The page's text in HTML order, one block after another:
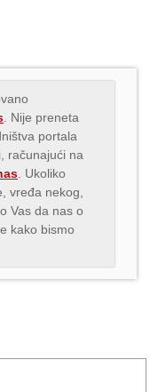
. Nije preneta
portala
računajući na
. Ukoliko
vređa nekog,
Vas da nas o
kako bismo